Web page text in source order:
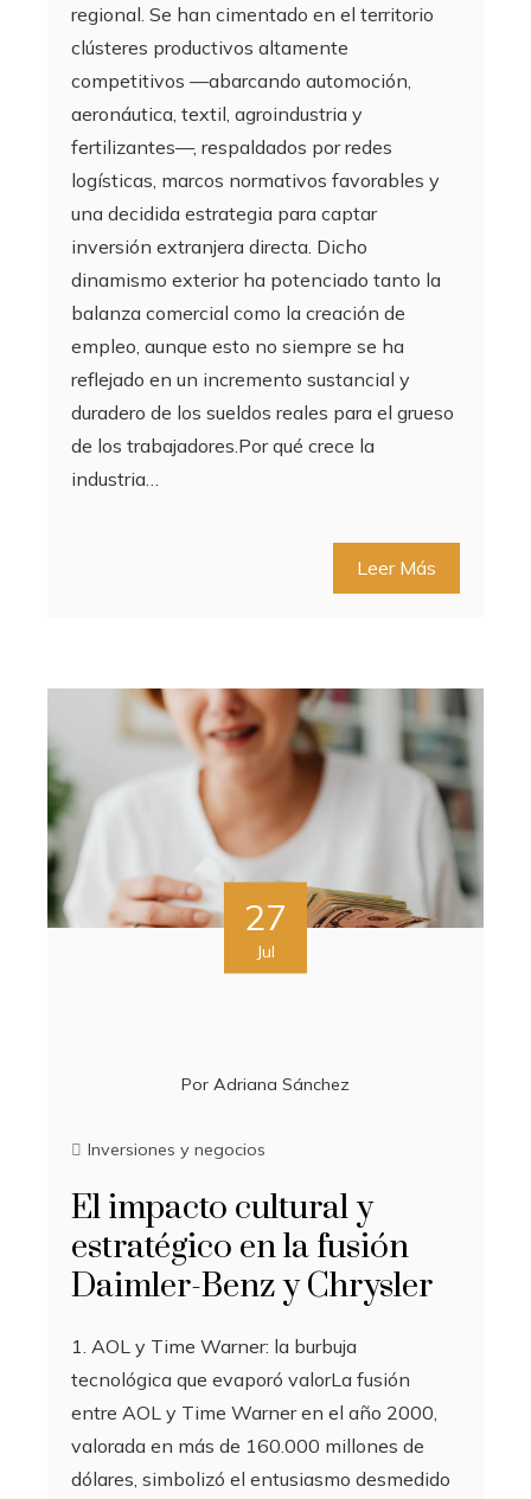
regional. Se han cimentado en el territorio
clústeres productivos altamente
competitivos —abarcando automoción,
aeronáutica, textil, agroindustria y
fertilizantes—, respaldados por redes
logísticas, marcos normativos favorables y
una decidida estrategia para captar
inversión extranjera directa. Dicho
dinamismo exterior ha potenciado tanto la
balanza comercial como la creación de
empleo, aunque esto no siempre se ha
reflejado en un incremento sustancial y
duradero de los sueldos reales para el grueso
de los trabajadores.Por qué crece la
industria…
Leer Más
27
Jul
Por Adriana Sánchez
Inversiones y negocios
El impacto cultural y
estratégico en la fusión
Daimler-Benz y Chrysler
1. AOL y Time Warner: la burbuja
tecnológica que evaporó valorLa fusión
entre AOL y Time Warner en el año 2000,
valorada en más de 160.000 millones de
dólares, simbolizó el entusiasmo desmedido